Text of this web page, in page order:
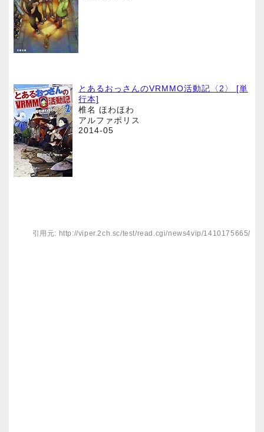
とあるおっさんのVRMMO活動記〈2〉 [単
行本]
椎名 ほわほわ
アルファポリス
2014-05
引用元: http://viper.2ch.sc/test/read.cgi/news4vip/1410175665/